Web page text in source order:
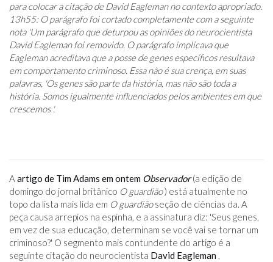
para colocar a citação de David Eagleman no contexto apropriado.
13h55: O parágrafo foi cortado completamente com a seguinte
nota 'Um parágrafo que deturpou as opiniões do neurocientista
David Eagleman foi removido. O parágrafo implicava que
Eagleman acreditava que a posse de genes específicos resultava
em comportamento criminoso. Essa não é sua crença, em suas
palavras, 'Os genes são parte da história, mas não são toda a
história. Somos igualmente influenciados pelos ambientes em que
crescemos '.
A artigo de Tim Adams em ontem Observador (a edição de
domingo do jornal britânico O guardião) está atualmente no
topo da lista mais lida em O guardiãoseção de ciências da. A
peça causa arrepios na espinha, e a assinatura diz: 'Seus genes,
em vez de sua educação, determinam se você vai se tornar um
criminoso?' O segmento mais contundente do artigo é a
seguinte citação do neurocientista David Eagleman ,